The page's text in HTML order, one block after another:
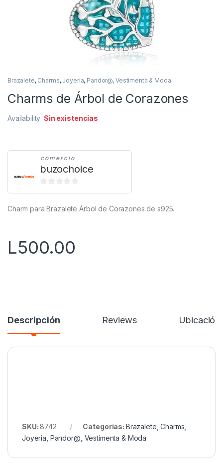
Brazalete, Charms, Joyeria, Pandor@, Vestimenta & Moda
Charms de Árbol de Corazones
Availability:Sin existencias
comercio
buzochoice
0
e
Charm para Brazalete Árbol de Corazones de s925.
L500.00
Descripción Reviews Ubicación
SKU:8742 Categorías: Brazalete ,Charms
Joyeria Pandor@ Vestimenta & Moda